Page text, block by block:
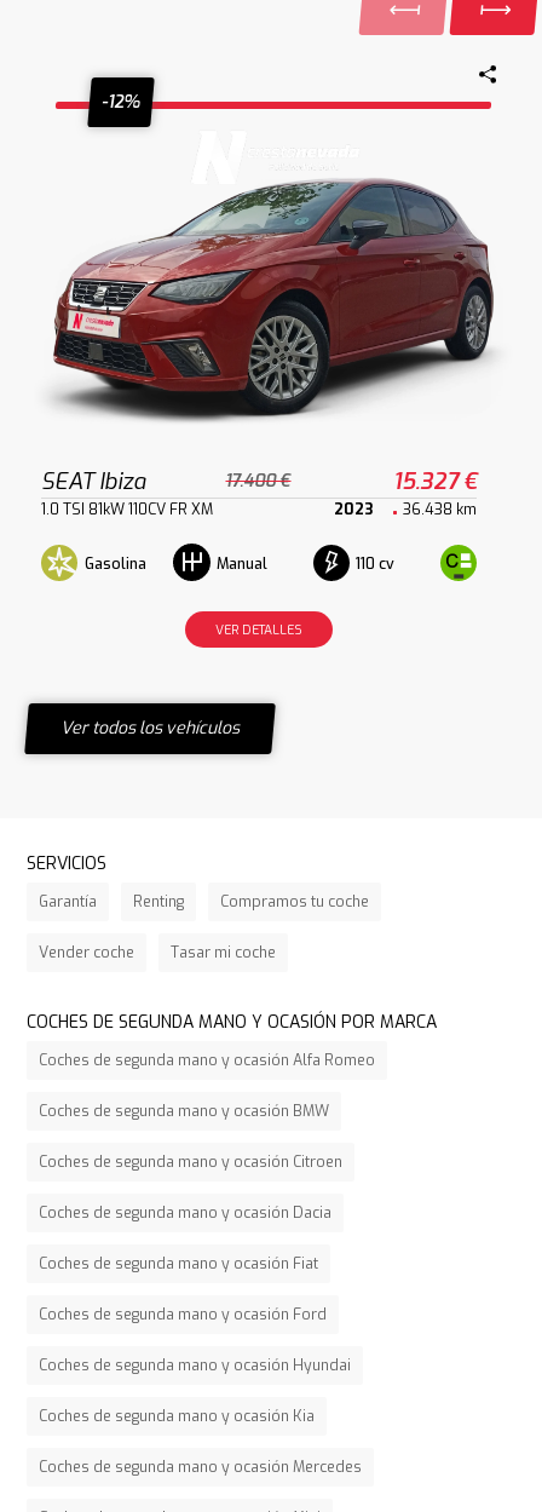
-12%
SEAT Ibiza 17.400 € 15.327 €
1.0 TSI 81kW 110CV FR XM 2023 36.438 km
Gasolina Manual 110 cv
VER DETALLES
Ver todos los vehículos
SERVICIOS
Garantía Renting Compramos tu coche
Vender coche Tasar mi coche
COCHES DE SEGUNDA MANO Y OCASIÓN POR MARCA
Coches de segunda mano y ocasión Alfa Romeo
Coches de segunda mano y ocasión BMW
Coches de segunda mano y ocasión Citroen
Coches de segunda mano y ocasión Dacia
Coches de segunda mano y ocasión Fiat
Coches de segunda mano y ocasión Ford
Coches de segunda mano y ocasión Hyundai
Coches de segunda mano y ocasión Kia
Coches de segunda mano y ocasión Mercedes